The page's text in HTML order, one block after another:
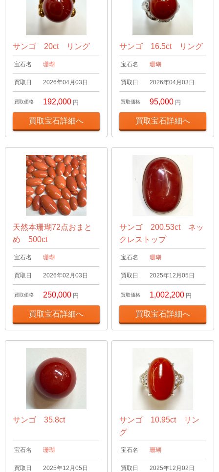
サンゴ 20ct リング
宝石名 珊瑚
買取日 2026年04月03日
買取価格 192,000 円
買取宝石詳細へ
サンゴ 16.5ct リング
宝石名 珊瑚
買取日 2026年04月03日
買取価格 95,000 円
買取宝石詳細へ
天然本珊瑚72点おまと
め 500ct
宝石名 珊瑚
買取日 2026年02月03日
買取価格 250,000 円
買取宝石詳細へ
サンゴ 200.53ct ネッ
クレストップ
宝石名 珊瑚
買取日 2025年12月05日
買取価格 1,002,200 円
買取宝石詳細へ
サンゴ 35.8ct
宝石名 珊瑚
買取日 2025年12月05日
サンゴ 10.95ct リン
グ
宝石名 珊瑚
買取日 2025年12月02日